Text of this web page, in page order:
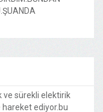
ve sürekli elektirik
hareket ediyor.bu